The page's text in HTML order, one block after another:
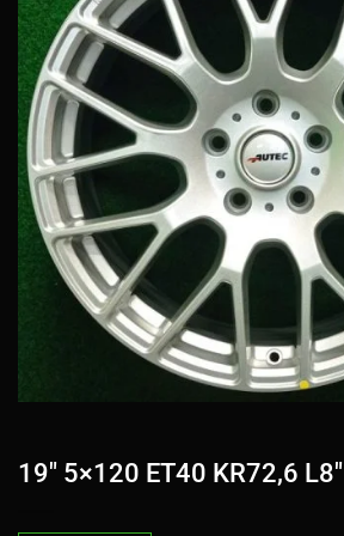
19″ 5×120 ET40 KR72,6 L8″